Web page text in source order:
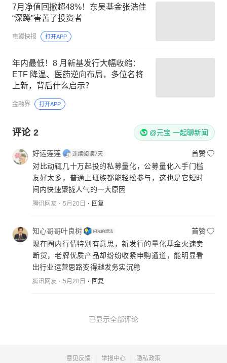
7月净值回撤超48%！东吴基金张浩佳
“深蹲”害苦了投资者
电鳗快报 打开APP
年内最低！8 月新基发行大幅收缩：
ETF 降温、医药逆向布局，多位名将
上新，背后什么启示？
金融界 打开APP
评论 2 @元宝 一起聊新闻
好运莲莲
首赞
对比动辄几十万起投的私募量化，公募量化入手门槛
友好太多，普通上班族都能轻松参与，这也是它短时
间内快速聚拢人气的一大原因
腾讯网友 5月20日 回复
知心哥哥叶良树
首赞
现在圈内行情特别有意思，新发行的量化基金火速卖
断货，老牌优质产品却纷纷收紧申购通道，能明显看
出行业运营思路变得越发务实沉稳
腾讯网友 5月20日 回复
已显示全部评论
意见反馈 举报中心 隐私政策